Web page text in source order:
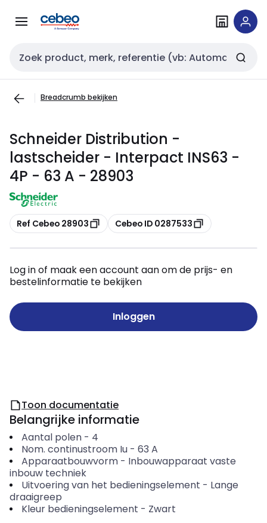
naar
naar
Zoekveld invoer
Breadcrumb bekijken
Schneider Distribution -
lastscheider - Interpact INS63 -
4P - 63 A - 28903
Kopiëren
Ref Cebeo 28903 Kopiëren
Cebeo ID 0287533
Log in of maak een account aan om de prijs- en
bestelinformatie te bekijken
Inloggen
Toon documentatie
Belangrijke informatie
Aantal polen- 4
Nom. continustroom Iu- 63 A
Apparaatbouwvorm- Inbouwapparaat vaste
inbouw techniek
Uitvoering van het bedieningselement - Lange
draaigreep
Kleur bedieningselement - Zwart